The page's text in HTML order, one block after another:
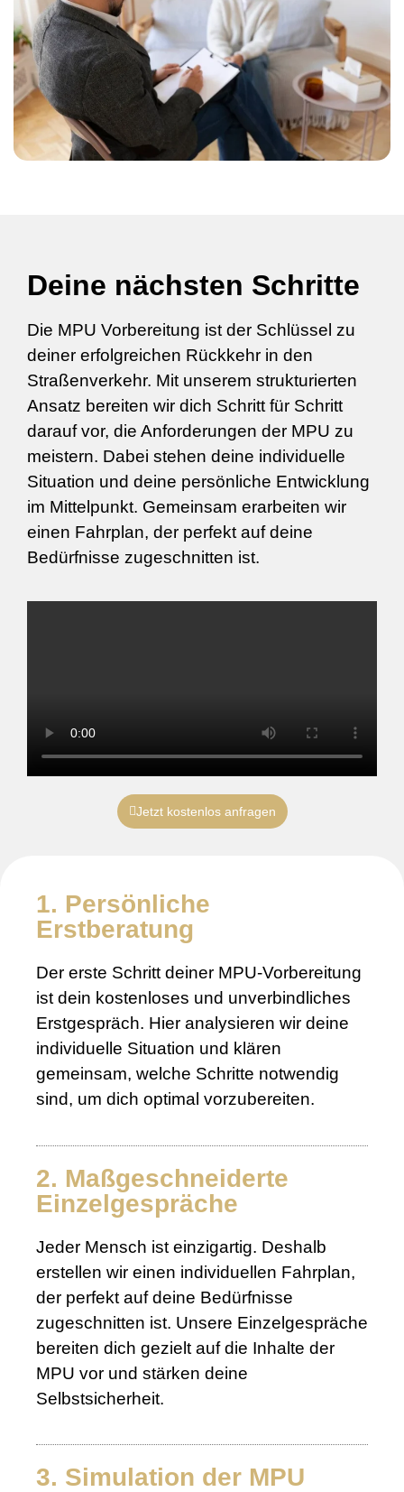
Deine nächsten Schritte
Die MPU Vorbereitung ist der Schlüssel zu
deiner erfolgreichen Rückkehr in den
Straßenverkehr. Mit unserem strukturierten
Ansatz bereiten wir dich Schritt für Schritt
darauf vor, die Anforderungen der MPU zu
meistern. Dabei stehen deine individuelle
Situation und deine persönliche Entwicklung
im Mittelpunkt. Gemeinsam erarbeiten wir
einen Fahrplan, der perfekt auf deine
Bedürfnisse zugeschnitten ist.
Jetzt kostenlos anfragen
1. Persönliche
Erstberatung
Der erste Schritt deiner MPU-Vorbereitung
ist dein kostenloses und unverbindliches
Erstgespräch. Hier analysieren wir deine
individuelle Situation und klären
gemeinsam, welche Schritte notwendig
sind, um dich optimal vorzubereiten.
2. Maßgeschneiderte
Einzelgespräche
Jeder Mensch ist einzigartig. Deshalb
erstellen wir einen individuellen Fahrplan,
der perfekt auf deine Bedürfnisse
zugeschnitten ist. Unsere Einzelgespräche
bereiten dich gezielt auf die Inhalte der
MPU vor und stärken deine
Selbstsicherheit.
3. Simulation der MPU